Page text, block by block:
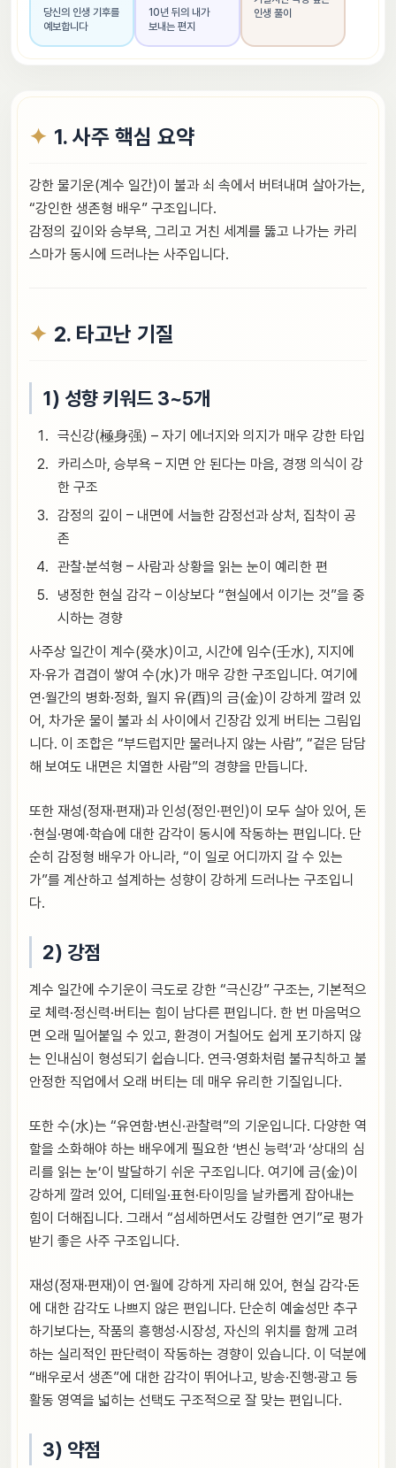
당신의 인생 기후를
예보합니다
10년 뒤의 내가
보내는 편지
인생 풀이
1. 사주 핵심 요약
강한 물기운(계수 일간)이 불과 쇠 속에서 버텨내며 살아가는,
“강인한 생존형 배우” 구조입니다.
감정의 깊이와 승부욕, 그리고 거친 세계를 뚫고 나가는 카리
스마가 동시에 드러나는 사주입니다.
2. 타고난 기질
1) 성향 키워드 3~5개
극신강(極身强) – 자기 에너지와 의지가 매우 강한 타입
카리스마, 승부욕 – 지면 안 된다는 마음, 경쟁 의식이 강
한 구조
감정의 깊이 – 내면에 서늘한 감정선과 상처, 집착이 공
존
관찰·분석형 – 사람과 상황을 읽는 눈이 예리한 편
냉정한 현실 감각 – 이상보다 “현실에서 이기는 것”을 중
시하는 경향
사주상 일간이 계수(癸水)이고, 시간에 임수(壬水), 지지에
자·유가 겹겹이 쌓여 수(水)가 매우 강한 구조입니다. 여기에
연·월간의 병화·정화, 월지 유(酉)의 금(金)이 강하게 깔려 있
어, 차가운 물이 불과 쇠 사이에서 긴장감 있게 버티는 그림입
니다. 이 조합은 “부드럽지만 물러나지 않는 사람”, “겉은 담담
해 보여도 내면은 치열한 사람”의 경향을 만듭니다.
또한 재성(정재·편재)과 인성(정인·편인)이 모두 살아 있어, 돈
·현실·명예·학습에 대한 감각이 동시에 작동하는 편입니다. 단
순히 감정형 배우가 아니라, “이 일로 어디까지 갈 수 있는
가”를 계산하고 설계하는 성향이 강하게 드러나는 구조입니
다.
2) 강점
계수 일간에 수기운이 극도로 강한 “극신강” 구조는, 기본적으
로 체력·정신력·버티는 힘이 남다른 편입니다. 한 번 마음먹으
면 오래 밀어붙일 수 있고, 환경이 거칠어도 쉽게 포기하지 않
는 인내심이 형성되기 쉽습니다. 연극·영화처럼 불규칙하고 불
안정한 직업에서 오래 버티는 데 매우 유리한 기질입니다.
또한 수(水)는 “유연함·변신·관찰력”의 기운입니다. 다양한 역
할을 소화해야 하는 배우에게 필요한 ‘변신 능력’과 ‘상대의 심
리를 읽는 눈’이 발달하기 쉬운 구조입니다. 여기에 금(金)이
강하게 깔려 있어, 디테일·표현·타이밍을 날카롭게 잡아내는
힘이 더해집니다. 그래서 “섬세하면서도 강렬한 연기”로 평가
받기 좋은 사주 구조입니다.
재성(정재·편재)이 연·월에 강하게 자리해 있어, 현실 감각·돈
에 대한 감각도 나쁘지 않은 편입니다. 단순히 예술성만 추구
하기보다는, 작품의 흥행성·시장성, 자신의 위치를 함께 고려
하는 실리적인 판단력이 작동하는 경향이 있습니다. 이 덕분에
“배우로서 생존”에 대한 감각이 뛰어나고, 방송·진행·광고 등
활동 영역을 넓히는 선택도 구조적으로 잘 맞는 편입니다.
3) 약점